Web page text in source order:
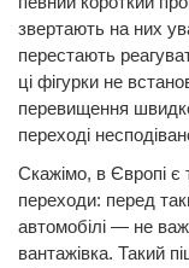
звертають на них
перестають
ці фігурки не
перевищення
переході
Скажімо, в Європі є
переходи: перед
автомобілі — не
вантажівка. Такий